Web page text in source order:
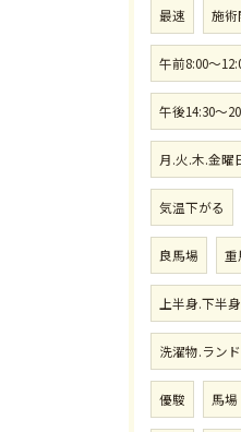
最速 施術
午前8:00〜
午後14:30〜
月.火.木.金曜
気温下がる
良馬場 重
上半身.下半
洗濯物.ラン
優駿 馬場